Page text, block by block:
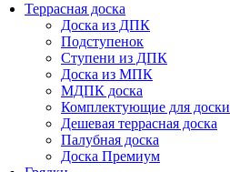
Террасная доска
Доска из ДПК
Подступенок
Ступени из ДПК
Доска из МПК
МДПК доска
Комплектующие для доски
Дешевая террасная доска
Палубная доска
Доска Премиум